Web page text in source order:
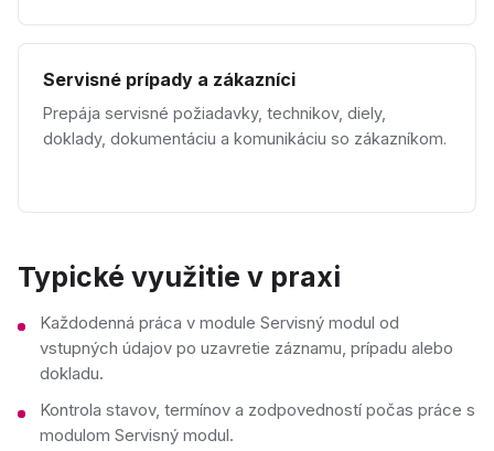
Servisné prípady a zákazníci
Prepája servisné požiadavky, technikov, diely,
doklady, dokumentáciu a komunikáciu so zákazníkom.
Typické využitie v praxi
Každodenná práca v module Servisný modul od
vstupných údajov po uzavretie záznamu, prípadu alebo
dokladu.
Kontrola stavov, termínov a zodpovedností počas práce s
modulom Servisný modul.